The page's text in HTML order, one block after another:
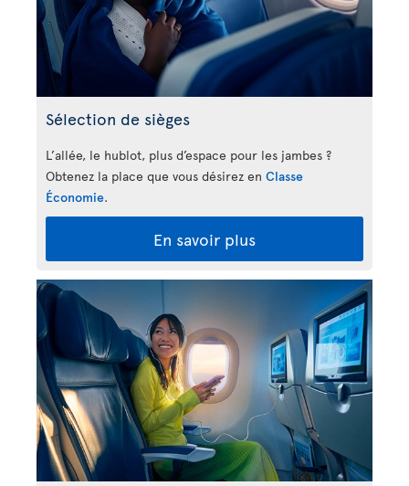
Sélection de sièges
L’allée, le hublot, plus d’espace pour les jambes ?
Obtenez la place que vous désirez en Classe
Économie.
En savoir plus